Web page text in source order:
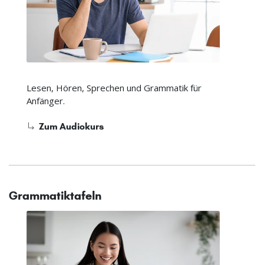
Lesen, Hören, Sprechen und Grammatik für
Anfänger.
Zum Audiokurs
Grammatiktafeln